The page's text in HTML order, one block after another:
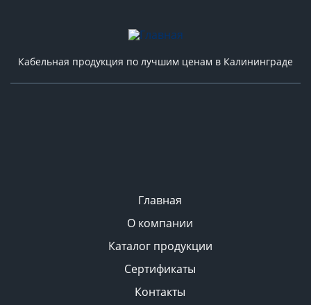
Кабельная продукция по лучшим ценам в Калининграде
Главная
О компании
Каталог продукции
Сертификаты
Контакты